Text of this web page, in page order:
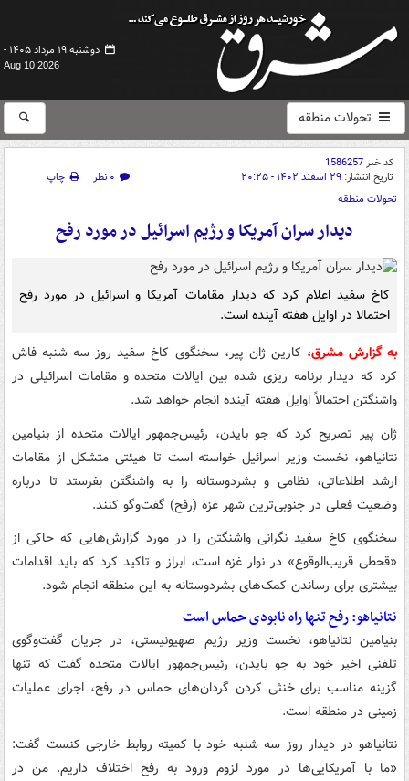
دوشنبه ۱۹ مرداد ۱۴۰۵ -
Aug 10 2026
تحولات منطقه
کد خبر1586257
تاریخ انتشار: ۲۹ اسفند ۱۴۰۲ - ۲۰:۲۵ ۰ نظر
چاپ
تحولات منطقه
دیدار سران آمریکا و رژیم اسرائیل در مورد رفح
کاخ سفید اعلام کرد که دیدار مقامات آمریکا و اسرائیل در مورد رفح
احتمالا در اوایل هفته آینده است.
به گزارش مشرق، کارین ژان پیر، سخنگوی کاخ سفید روز سه شنبه فاش
کرد که دیدار برنامه ریزی شده بین ایالات متحده و مقامات اسرائیلی در
واشنگتن احتمالاً اوایل هفته آینده انجام خواهد شد.
ژان پیر تصریح کرد که جو بایدن، رئیس‌جمهور ایالات متحده از بنیامین
نتانیاهو، نخست وزیر اسرائیل خواسته است تا هیئتی متشکل از مقامات
ارشد اطلاعاتی، نظامی و بشردوستانه را به واشنگتن بفرستد تا درباره
وضعیت فعلی در جنوبی‌ترین شهر غزه (رفح) گفت‌وگو کنند.
سخنگوی کاخ سفید نگرانی واشنگتن را در مورد گزارش‌هایی که حاکی از
«قحطی قریب‌الوقوع» در نوار غزه است، ابراز و تاکید کرد که باید اقدامات
بیشتری برای رساندن کمک‌های بشردوستانه به این منطقه انجام شود.
نتانیاهو: رفح تنها راه نابودی حماس است
بنیامین نتانیاهو، نخست وزیر رژیم صهیونیستی، در جریان گفت‌وگوی
تلفنی اخیر خود به جو بایدن، رئیس‌جمهور ایالات متحده گفت که تنها
گزینه مناسب برای خنثی کردن گردان‌های حماس در رفح، اجرای عملیات
زمینی در منطقه است.
نتانیاهو در دیدار روز سه شنبه خود با کمیته روابط خارجی کنست گفت:
«ما با آمریکایی‌ها در مورد لزوم ورود به رفح اختلاف داریم. من در